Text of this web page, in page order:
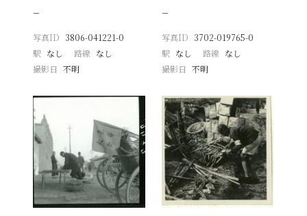
−
写真ID 3806-041221-0
駅 なし 路線 なし
撮影日
不明
−
写真ID 3702-019765-0
駅 なし 路線 なし
撮影日 不明